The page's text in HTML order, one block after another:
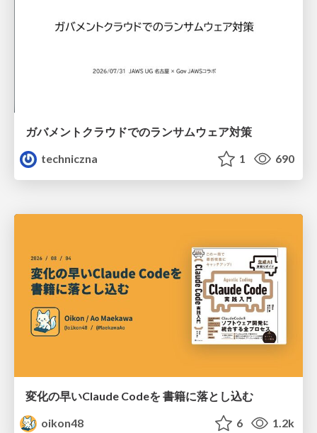
ガバメントクラウドでのランサムウェア対策
techniczna
1 690
変化の早いClaude Codeを 書籍に落とし込む
oikon48
6 1.2k